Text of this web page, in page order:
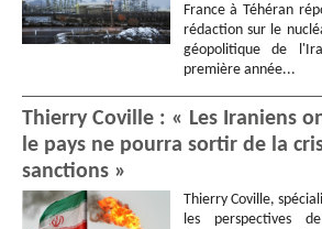
France à Téhéran
rédaction sur le
géopolitique de
première année...
Thierry Coville : « Les Iraniens
le pays ne pourra sortir de la
sanctions »
Thierry Coville,
les perspectives